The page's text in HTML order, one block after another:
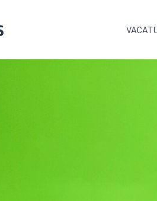
logo